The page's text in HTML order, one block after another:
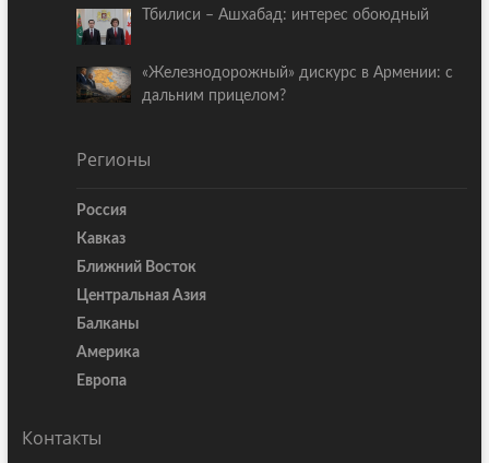
Тбилиси – Ашхабад: интерес обоюдный
«Железнодорожный» дискурс в Армении: с
дальним прицелом?
Регионы
Россия
Кавказ
Ближний Восток
Центральная Азия
Балканы
Америка
Европа
Контакты